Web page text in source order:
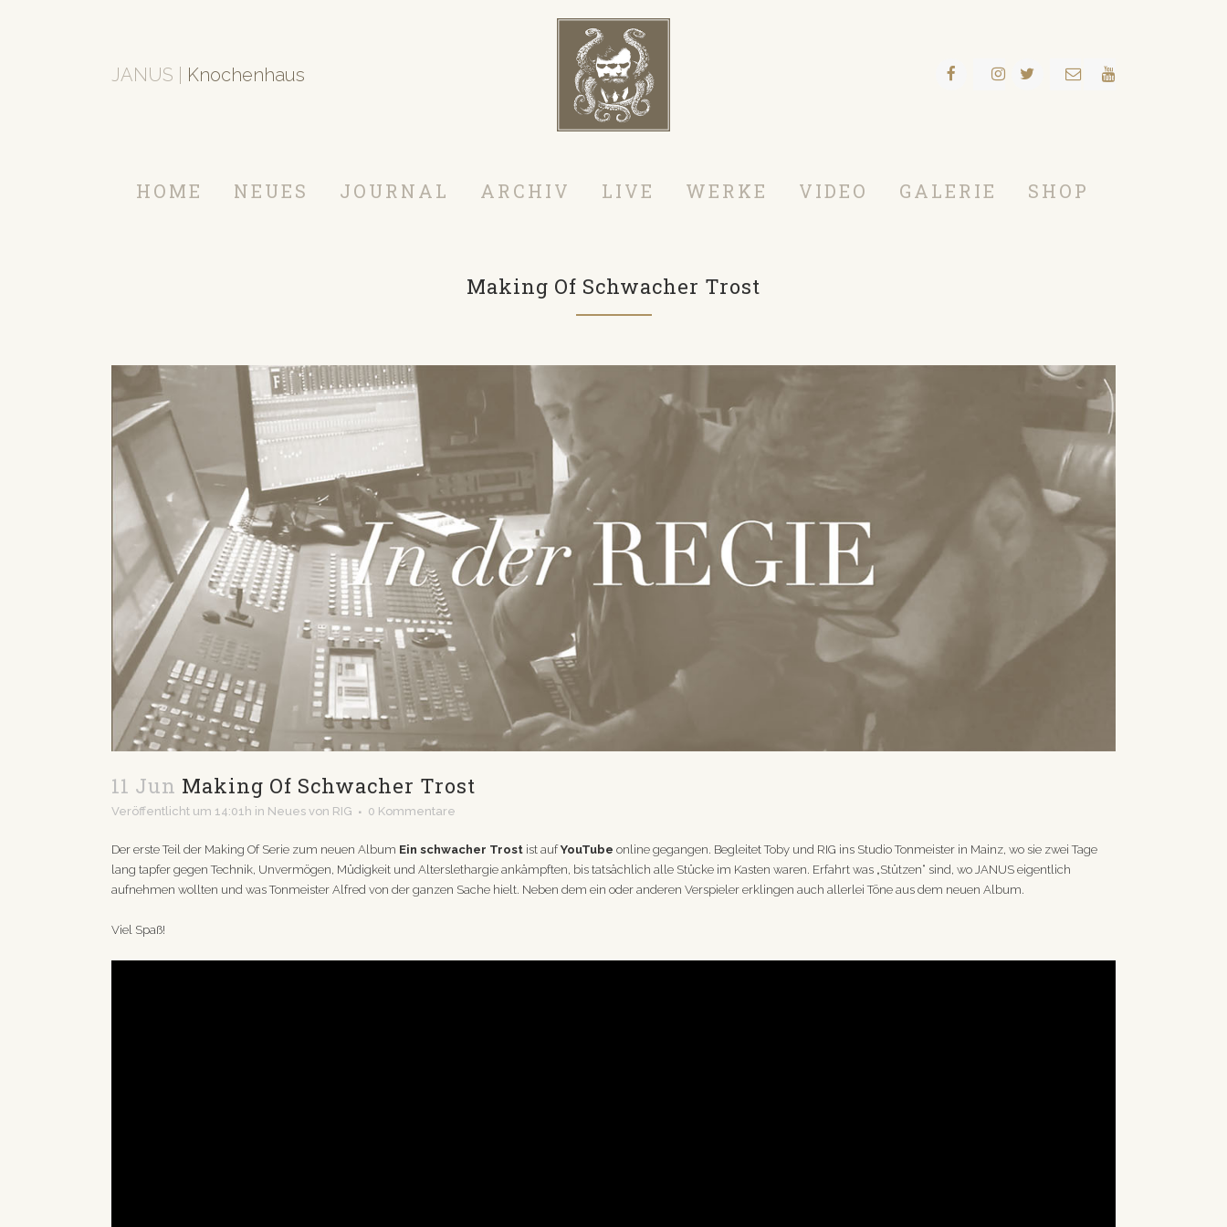
JANUS | Knochenhaus
HOME NEUES JOURNAL ARCHIV LIVE WERKE VIDEO GALERIE SHOP
Making Of Schwacher Trost
11 Jun Making Of Schwacher Trost
Veröffentlicht um 14:01h in Neues von RIG 0 Kommentare
Der erste Teil der Making Of Serie zum neuen Album Ein schwacher Trost ist aufYouTube online gegangen. Begleitet Toby und RIG ins Studio Tonmeister in Mainz, wo sie zwei Tage
lang tapfer gegen Technik, Unvermögen, Müdigkeit und Alterslethargie ankämpften, bis tatsächlich alle Stücke im Kasten waren. Erfahrt was „Stützen“ sind, wo JANUS eigentlich
aufnehmen wollten und was Tonmeister Alfred von der ganzen Sache hielt. Neben dem ein oder anderen Verspieler erklingen auch allerlei Töne aus dem neuen Album.
Viel Spaß!